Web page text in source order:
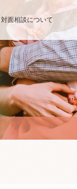
対面相談について